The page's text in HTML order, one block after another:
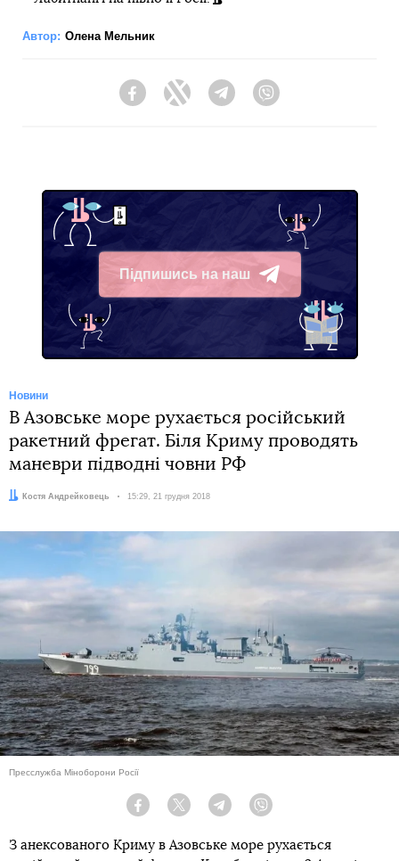
Автор: Олена Мельник
FacebookTwitter Telegram
Підпишись на наш
Telegram
Новини
В Азовське море рухається російський
ракетний фрегат. Біля Криму проводять
маневри підводні човни РФ
Автор:Костя Андрейковець Дата:
15:29, 21 грудня 2018
Пресслужба Міноборони Росії
Facebook Twitter Telegram
З анексованого Криму в Азовське море рухається